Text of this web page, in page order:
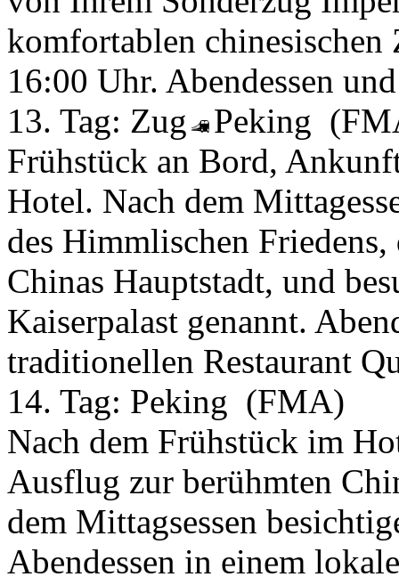
komfortablen
16:00 Uhr. Abendessen
13. Tag: Zug Peking
Frühstück an Bord,
Hotel. Nach dem
des Himmlischen
Chinas Hauptstadt, und
Kaiserpalast genannt.
traditionellen Restaurant
14. Tag: Peking (FMA)
Nach dem Frühstück im
Ausflug zur berühmten
dem Mittagsessen
Abendessen in einem